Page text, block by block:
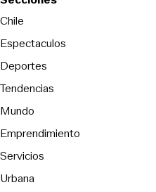
Chile
Espectaculos
Deportes
Tendencias
Mundo
Emprendimiento
Servicios
Urbana